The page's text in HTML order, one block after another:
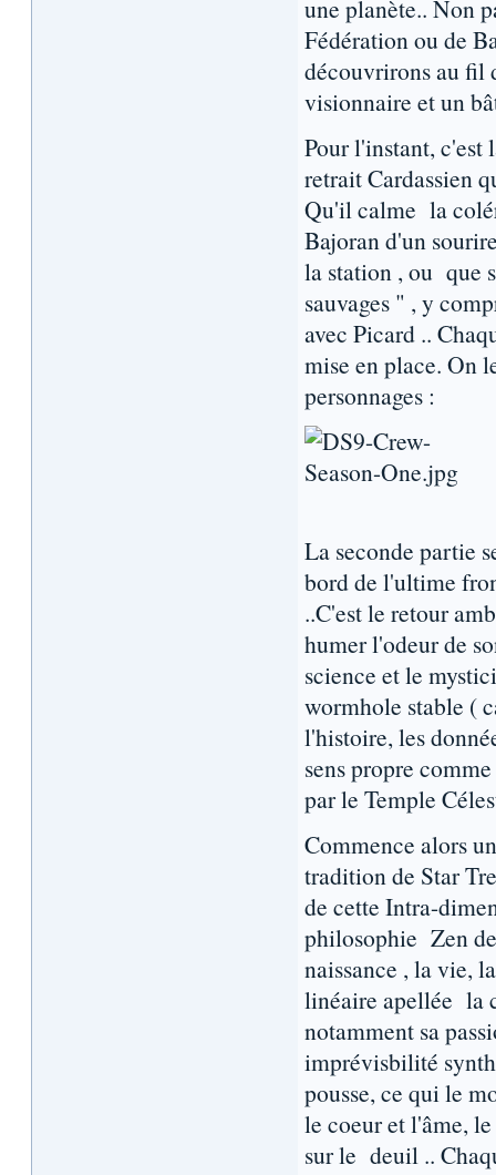
une planète.. Non
Fédération ou de
découvrirons au fil
visionnaire et un
Pour l'instant, c'est
retrait Cardassien
Qu'il calme la
Bajoran d'un
la station , ou que
sauvages " , y
avec Picard ..
mise en place. On
personnages :
La seconde partie
bord de l'ultime
..C'est le retour
humer l'odeur de
science et le
wormhole stable (
l'histoire, les
sens propre
par le Temple
Commence alors
tradition de Star
de cette Intra-
philosophie Zen
naissance , la vie,
linéaire apellée la
notamment sa
imprévisbilité
pousse, ce qui le
le coeur et l'âme,
sur le deuil ..